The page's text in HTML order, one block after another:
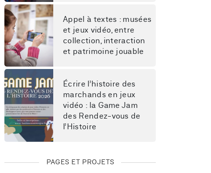
Appel à textes : musées
et jeux vidéo, entre
collection, interaction
et patrimoine jouable
Écrire l’histoire des
marchands en jeux
vidéo : la Game Jam
des Rendez-vous de
l’Histoire
PAGES ET PROJETS